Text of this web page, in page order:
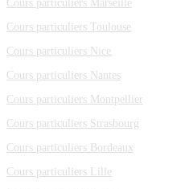
Cours particuliers Marseille
Cours particuliers Toulouse
Cours particuliers Nice
Cours particuliers Nantes
Cours particuliers Montpellier
Cours particuliers Strasbourg
Cours particuliers Bordeaux
Cours particuliers Lille